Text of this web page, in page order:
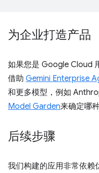
为企业打造产品
如果您是 Google Cloud
借助 Gemini Enterprise
和更多模型，例如
Model Garden来确定哪
后续步骤
我们构建的应用非常依赖